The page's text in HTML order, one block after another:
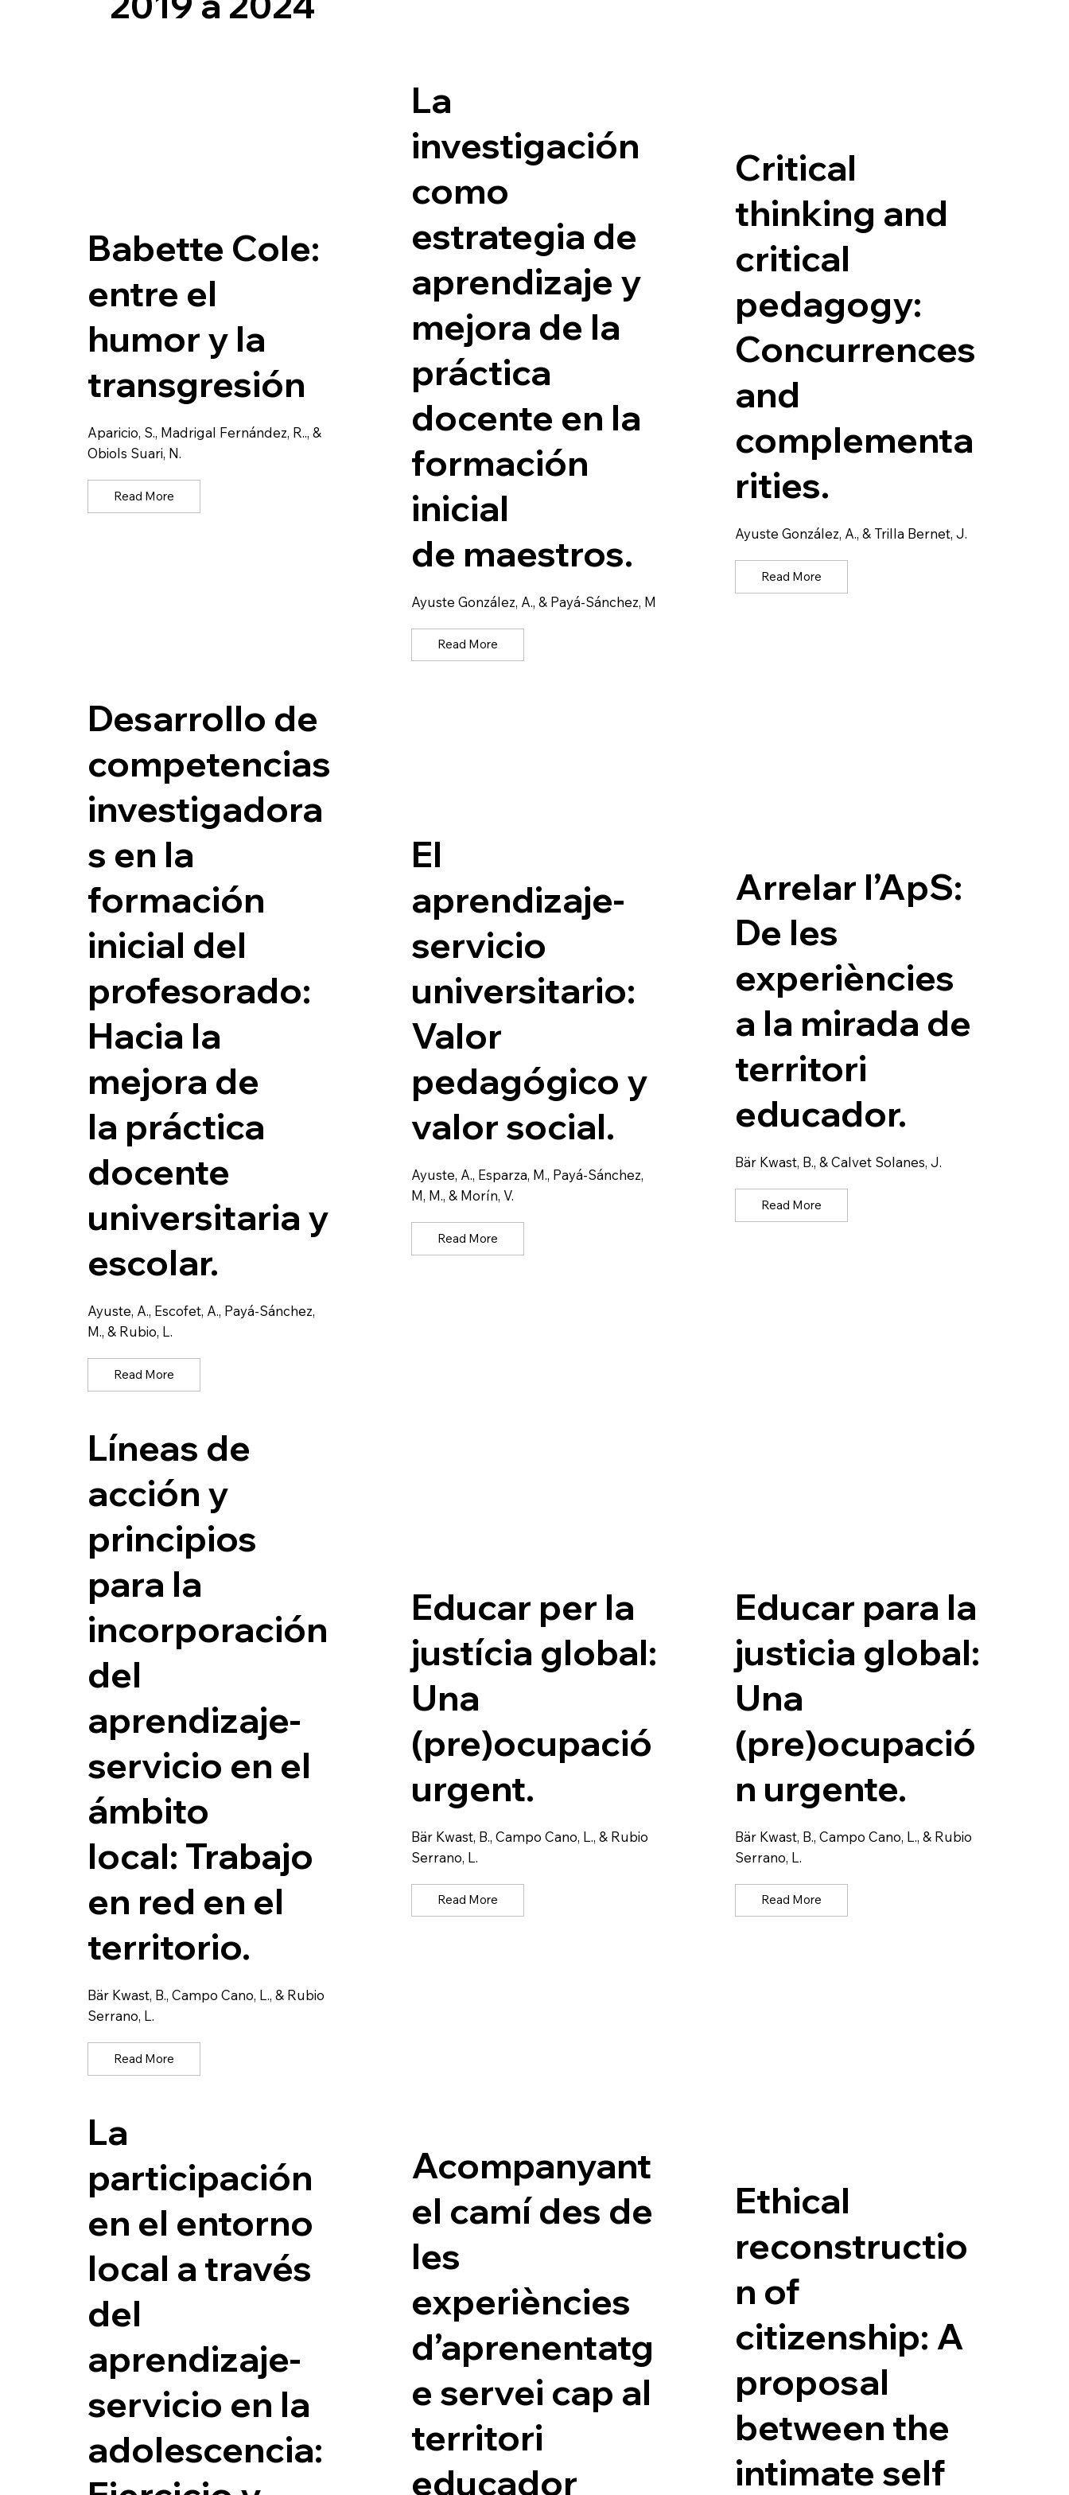
Babette Cole:
entre el
humor y la
transgresión
Aparicio, S., Madrigal Fernández, R.., &
Obiols Suari, N.
Read More
La
investigación
como
estrategia de
aprendizaje y
mejora de la
práctica
docente en la
formación
inicial
de maestros.
Ayuste González, A., & Payá-Sánchez, M
Read More
Critical
thinking and
critical
pedagogy:
Concurrences
and
complementa
rities.
Ayuste González, A., & Trilla Bernet, J.
Read More
Desarrollo de
competencias
investigadora
s en la
formación
inicial del
profesorado:
Hacia la
mejora de
la práctica
docente
universitaria y
escolar.
Ayuste, A., Escofet, A., Payá-Sánchez,
M., & Rubio, L.
Read More
El
aprendizaje-
servicio
universitario:
Valor
pedagógico y
valor social.
Ayuste, A., Esparza, M., Payá-Sánchez,
M, M., & Morín, V.
Read More
Arrelar l’ApS:
De les
experiències
a la mirada de
territori
educador.
Bär Kwast, B., & Calvet Solanes, J.
Read More
Líneas de
acción y
principios
para la
incorporación
del
aprendizaje-
servicio en el
ámbito
local: Trabajo
en red en el
territorio.
Bär Kwast, B., Campo Cano, L., & Rubio
Serrano, L.
Read More
Educar per la
justícia global:
Una
(pre)ocupació
urgent.
Bär Kwast, B., Campo Cano, L., & Rubio
Serrano, L.
Read More
Educar para la
justicia global:
Una
(pre)ocupació
n urgente.
Bär Kwast, B., Campo Cano, L., & Rubio
Serrano, L.
Read More
La
participación
en el entorno
local a través
del
aprendizaje-
servicio en la
adolescencia:
Acompanyant
el camí des de
les
experiències
d’aprenentatg
e servei cap al
territori
educador
Ethical
reconstructio
n of
citizenship: A
proposal
between the
intimate self